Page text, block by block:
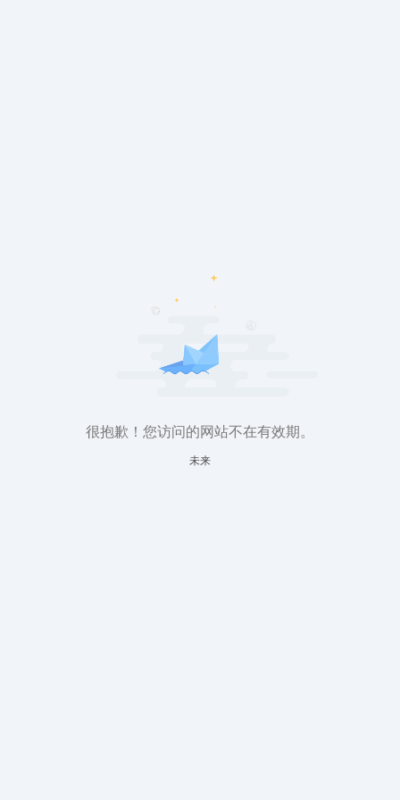
很抱歉！您访问的网站不在有效期。
未来